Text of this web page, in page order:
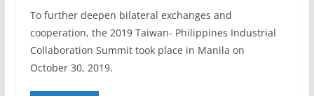
To further deepen bilateral exchanges and
cooperation, the 2019 Taiwan- Philippines Industrial
Collaboration Summit took place in Manila on
October 30, 2019.